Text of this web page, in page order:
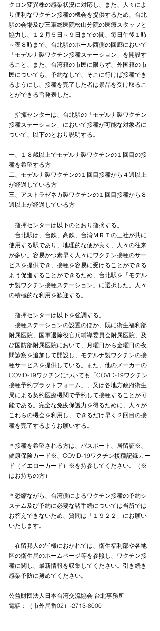
クロン変異株の感染状況に対応し、また、人々によ
り便利なワクチン接種の機会を提供するため、台北
駅の会場及び三軍総医院松山分院の医療スタッフと
協力し、１２月５日～９日までの間、毎日午後１時
～夜８時まで、台北駅のホール西側の回廊において
「モデルナ製ワクチン接種ステーション」を開設す
ること、また、台湾籍の市民に限らず、外国籍の市
民についても、予約なしで、そこに行けば接種でき
るようにし、接種を完了した者は景品を受け取るこ
とができる旨発表した。
指揮センターは、台北駅の「モデルナ製ワクチン
接種ステーション」において接種が可能な対象者に
ついて、以下のとおり説明する。
一、１８歳以上でモデルナ製ワクチンの１回目の接
種を希望する方
二、モデルナ製ワクチンの１回目接種から４週以上
が経過している方
三、アストラゼネカ製ワクチンの１回目接種から８
週以上が経過している方
指揮センターは以下のとおり指摘する。
台北駅は、台鉄、高鉄、台湾ＭＲＴの三社が共に
使用する駅であり、地理的な便が良く、人々の往来
が多い。容易かつ素早く人々にワクチン接種のサー
ビスを提供でき、接種を容易に受けることができる
よう促進することができるため、台北駅を「モデル
ナ製ワクチン接種ステーション」に選択した。人々
の積極的な利用を歓迎する。
指揮センターは以下を強調する。
接種ステーションの設置のほか、既に衛生福利部
附属医院、国軍退除役官兵輔導委員会附属医院、及
び国防部附属医院において、月曜日から金曜日の夜
間診察を追加して開設し、モデルナ製ワクチンの接
種サービスを提供している。また、他のメーカーの
COVID-19ワクチンについても「COVID-19ワクチン
接種予約プラットフォーム」、又は各地方政府衛生
局による契約医療機関で予約して接種することが可
能である。完全な免疫保護力を得るために、人々が
これらの機会を利用し、できるだけ早く２回目の接
種を完了するようお願いする。
＊接種を希望される方は、パスポート、居留証※、
健康保険カード※、COVID-19ワクチン接種記録カー
ド（イエローカード）※を持参してください。（※
はお持ちの方）
＊恐縮ながら、台湾側によるワクチン接種の予約シ
ステム及び予約に必要な諸手続については当所では
お答えできないため、質問は「１９２２」にお願い
いたします。
在留邦人の皆様におかれては、衛生福利部や各地
区の衛生局のホームページ等を参照し、ワクチン接
種に関し、最新情報を収集してください。引き続き
感染予防に努めてください。
公益財団法人日本台湾交流協会 台北事務所
電話：（市外局番02）-2713-8000